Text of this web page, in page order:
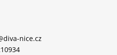
diva-nice.cz